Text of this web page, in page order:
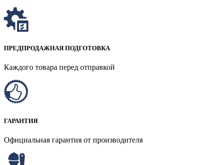
ПРЕДПРОДАЖНАЯ ПОДГОТОВКА
Каждого товара перед отправкой
ГАРАНТИЯ
Официальная гарантия от производителя